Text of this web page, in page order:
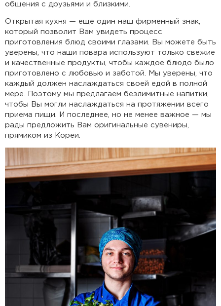
общения с друзьями и близкими.
Открытая кухня — еще один наш фирменный знак,
который позволит Вам увидеть процесс
приготовления блюд своими глазами. Вы можете быть
уверены, что наши повара используют только свежие
и качественные продукты, чтобы каждое блюдо было
приготовлено с любовью и заботой. Мы уверены, что
каждый должен наслаждаться своей едой в полной
мере. Поэтому мы предлагаем безлимитные напитки,
чтобы Вы могли наслаждаться на протяжении всего
приема пищи. И последнее, но не менее важное — мы
рады предложить Вам оригинальные сувениры,
прямиком из Кореи.